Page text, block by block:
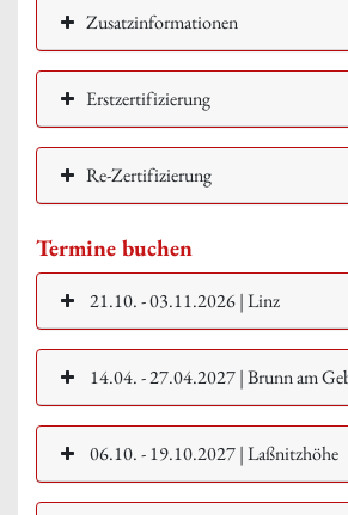
Zusatzinformationen
Erstzertifizierung
Re-Zertifizierung
Termine buchen
21.10. - 03.11.2026 | Linz
14.04. - 27.04.2027 | Brunn am
06.10. - 19.10.2027 | Laßnitzhöhe